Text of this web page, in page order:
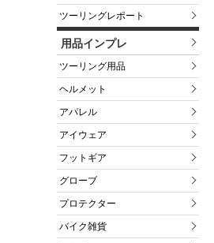
ツーリングレポート
用品インプレ
ツーリング用品
ヘルメット
アパレル
アイウェア
フットギア
グローブ
プロテクター
バイク雑貨